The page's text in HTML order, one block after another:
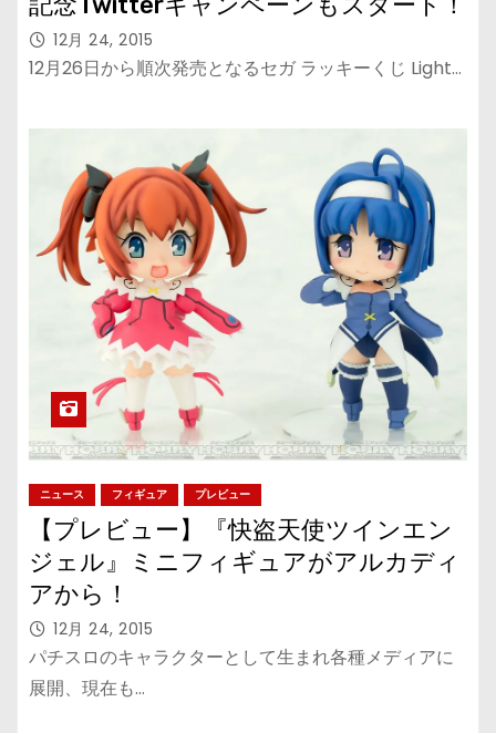
12月 24, 2015
12月26日から順次発売となるセガ ラッキーくじ Light…
ニュース フィギュア プレビュー
【プレビュー】『快盗天使ツインエン
ジェル』ミニフィギュアがアルカディ
アから！
12月 24, 2015
パチスロのキャラクターとして生まれ各種メディアに
展開、現在も…